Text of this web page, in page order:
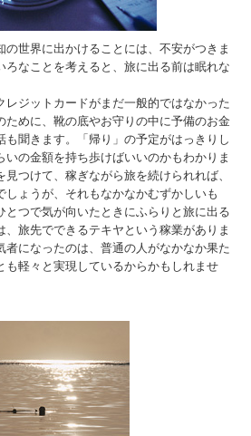
の世界に出かけることには、不安がつきま
ろなことを考えると、旅に出る前は眠れな
レジットカードがまだ一般的ではなかった
ために、靴の底やお守りの中に予備のお金
も聞きます。「帰り」の予定がはっきりし
いの金額を持ち歩けばいいのかもわかりま
つけて、稼ぎながら旅を続けられれば、
しょうが、それもなかなかむずかしいも
とつで気が向いたときにふらりと旅に出る
、旅先でできるテキヤという稼業がありま
者になったのは、普通の人がなかなか果た
も軽々と実現しているからかもしれませ